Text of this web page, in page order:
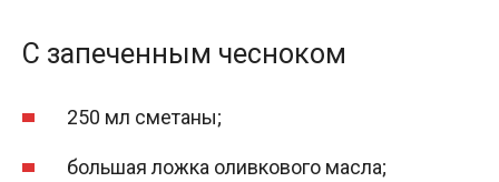
С запеченным чесноком
250 мл сметаны;
большая ложка оливкового масла;